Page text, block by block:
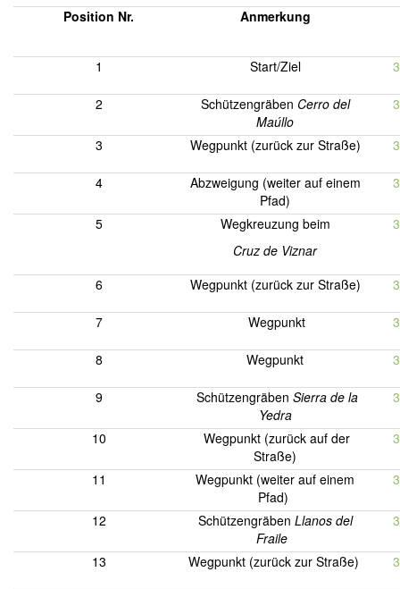
Position Nr. Anmerkung
1 Start/Ziel
2 Schützengräben Cerro del
Maúllo
3 Wegpunkt (zurück zur Straße)
4
Abzweigung (weiter auf einem
Pfad)
5
Wegkreuzung beim
Cruz de Viznar
6 Wegpunkt (zurück zur Straße)
7 Wegpunkt
8 Wegpunkt
9 Schützengräben Sierra de la
Yedra
10
Wegpunkt (zurück auf der
Straße)
11
Wegpunkt (weiter auf einem
Pfad)
12 Schützengräben Llanos del
Fraile
13 Wegpunkt (zurück zur Straße)